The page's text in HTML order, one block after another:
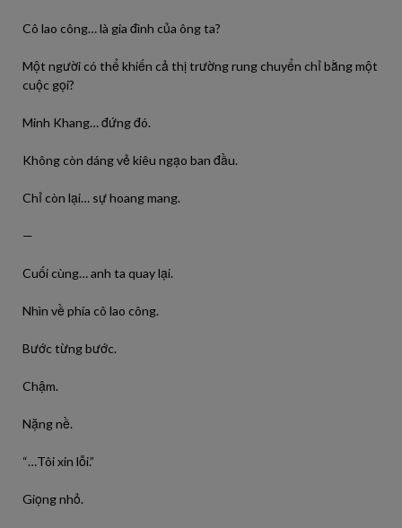
Cô lao công… là gia đình của ông ta?
Một người có thể khiến cả thị trường rung chuyển chỉ bằng một
cuộc gọi?
Minh Khang… đứng đó.
Không còn dáng vẻ kiêu ngạo ban đầu.
Chỉ còn lại… sự hoang mang.
—
Cuối cùng… anh ta quay lại.
Nhìn về phía cô lao công.
Bước từng bước.
Chậm.
Nặng nề.
“…Tôi xin lỗi.”
Giọng nhỏ.